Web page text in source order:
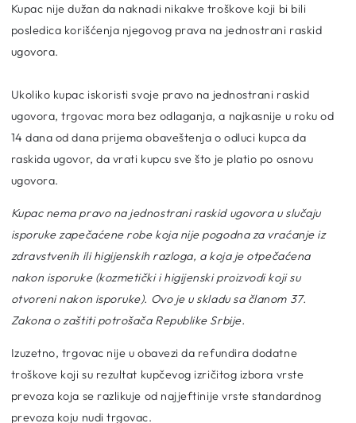
Kupac nije dužan da naknadi nikakve troškove koji bi bili
posledica korišćenja njegovog prava na jednostrani raskid
ugovora.
Ukoliko kupac iskoristi svoje pravo na jednostrani raskid
ugovora, trgovac mora bez odlaganja, a najkasnije u roku od
14 dana od dana prijema obaveštenja o odluci kupca da
raskida ugovor, da vrati kupcu sve što je platio po osnovu
ugovora.
Kupac nema pravo na jednostrani raskid ugovora u slučaju
isporuke zapečaćene robe koja nije pogodna za vraćanje iz
zdravstvenih ili higijenskih razloga, a koja je otpečaćena
nakon isporuke (kozmetički i higijenski proizvodi koji su
otvoreni nakon isporuke). Ovo je u skladu sa članom 37.
Zakona o zaštiti potrošača Republike Srbije.
Izuzetno, trgovac nije u obavezi da refundira dodatne
troškove koji su rezultat kupčevog izričitog izbora vrste
prevoza koja se razlikuje od najjeftinije vrste standardnog
prevoza koju nudi trgovac.